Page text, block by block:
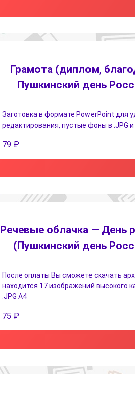
Грамота (диплом,
Пушкинский день
Заготовка в формате PowerPoint для
редактирования, пустые фоны в .JPG
79 ₽
Речевые облачка — День
(Пушкинский день
После оплаты Вы сможете скачать
находится 17 изображений высокого
.JPG А4
75 ₽